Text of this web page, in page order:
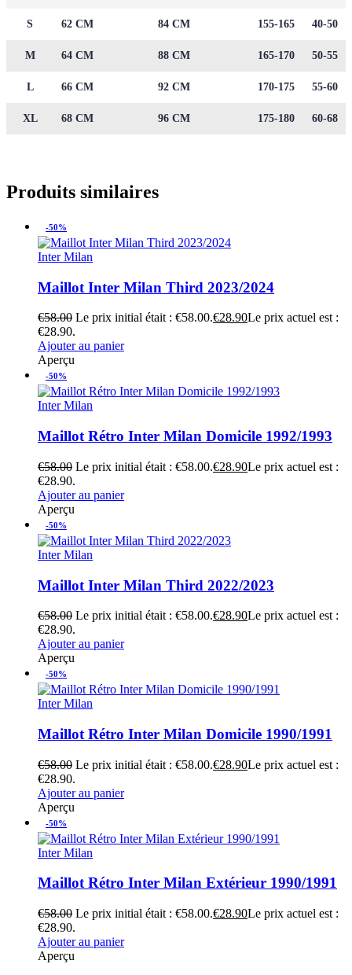
S 62 CM 84 CM 155-165 40-50
M 64 CM 88 CM 165-170 50-55
L 66 CM 92 CM 170-175 55-60
XL 68 CM 96 CM 175-180 60-68
Produits similaires
-50%
Inter Milan
Maillot Inter Milan Third 2023/2024
€58.00 Le prix initial était : €58.00.€28.90Le prix actuel est :
€28.90.
Ajouter au panier
Aperçu
-50%
Inter Milan
Maillot Rétro Inter Milan Domicile 1992/1993
€58.00 Le prix initial était : €58.00.€28.90Le prix actuel est :
€28.90.
Ajouter au panier
Aperçu
-50%
Inter Milan
Maillot Inter Milan Third 2022/2023
€58.00 Le prix initial était : €58.00.€28.90Le prix actuel est :
€28.90.
Ajouter au panier
Aperçu
-50%
Inter Milan
Maillot Rétro Inter Milan Domicile 1990/1991
€58.00 Le prix initial était : €58.00.€28.90Le prix actuel est :
€28.90.
Ajouter au panier
Aperçu
-50%
Inter Milan
Maillot Rétro Inter Milan Extérieur 1990/1991
€58.00 Le prix initial était : €58.00.€28.90Le prix actuel est :
€28.90.
Ajouter au panier
Aperçu